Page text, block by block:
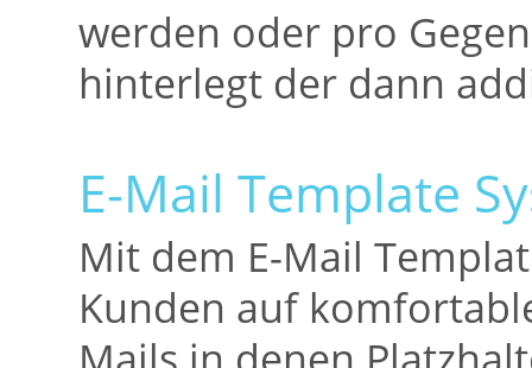
werden oder pro
hinterlegt der dann
E-Mail Template
Mit dem E-Mail
Kunden auf